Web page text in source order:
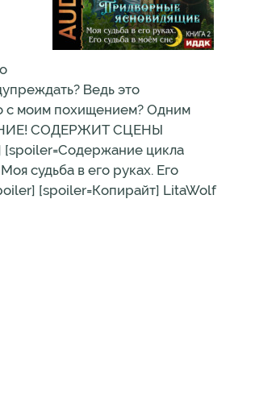
Ведь это
с моим похищением? Одним
СОДЕРЖИТ СЦЕНЫ
цикла
судьба в его руках. Его
[spoiler=Копирайт] LitaWolf